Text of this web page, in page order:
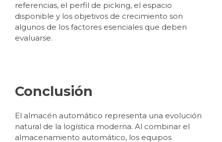
referencias, el perfil de picking, el espacio
disponible y los objetivos de crecimiento son
algunos de los factores esenciales que deben
evaluarse.
Conclusión
El almacén automático representa una evolución
natural de la logística moderna. Al combinar el
almacenamiento automático, los equipos